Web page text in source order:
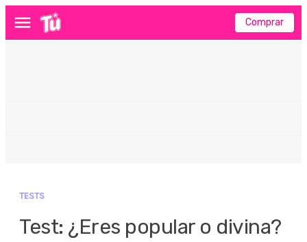
Menú Comprar
TESTS
Test: ¿Eres popular o divina?